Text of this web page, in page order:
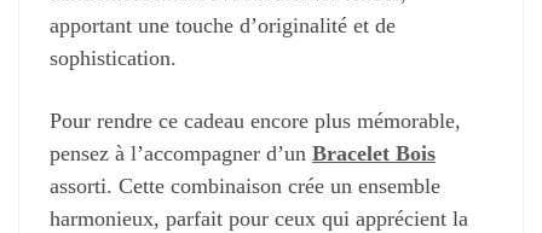
apportant une touche d’originalité et de
sophistication.
Pour rendre ce cadeau encore plus mémorable,
pensez à l’accompagner d’un Bracelet Bois
assorti. Cette combinaison crée un ensemble
harmonieux, parfait pour ceux qui apprécient la